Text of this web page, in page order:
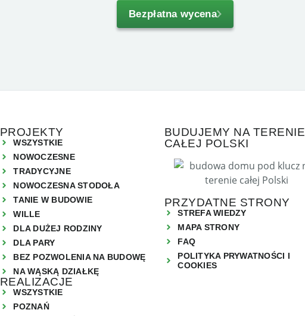
Bezpłatna wycena
PROJEKTY
WSZYSTKIE
NOWOCZESNE
TRADYCYJNE
NOWOCZESNA STODOŁA
TANIE W BUDOWIE
WILLE
DLA DUŻEJ RODZINY
DLA PARY
BEZ POZWOLENIA NA BUDOWĘ
NA WĄSKĄ DZIAŁKĘ
REALIZACJE
WSZYSTKIE
POZNAŃ
BUDUJEMY NA TERENIE
CAŁEJ POLSKI
PRZYDATNE STRONY
STREFA WIEDZY
MAPA STRONY
FAQ
POLITYKA PRYWATNOŚCI I
COOKIES